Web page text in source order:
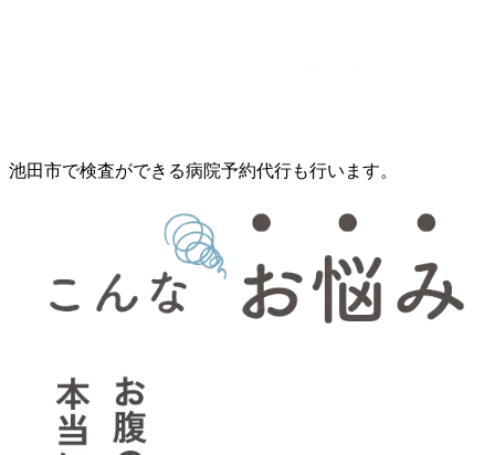
池田市で検査ができる病院予約代行も行います。